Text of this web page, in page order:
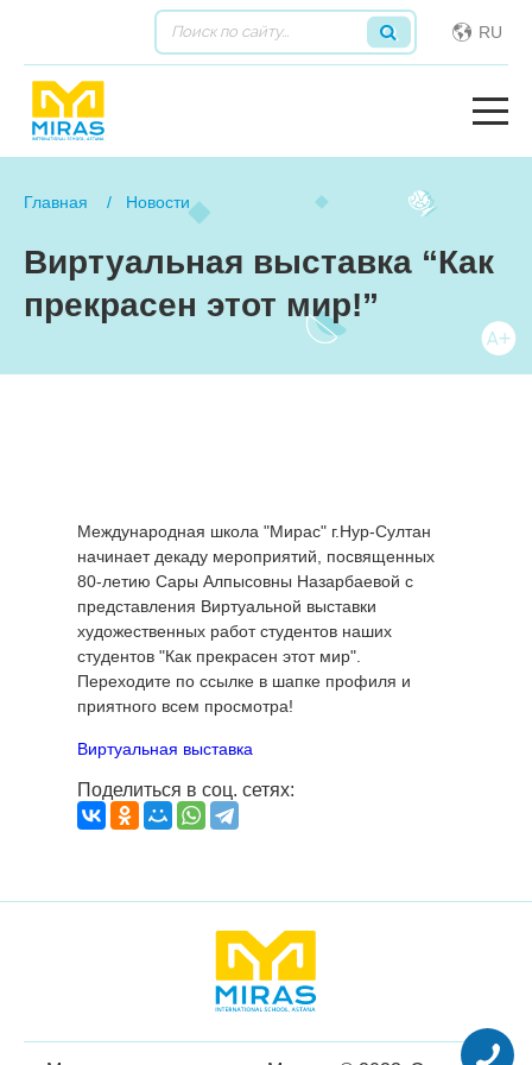
RU
Главная Новости
Виртуальная выставка “Как
прекрасен этот мир!”
Международная школа "Мирас" г.Нур-Султан
начинает декаду мероприятий, посвященных
80-летию Сары Алпысовны Назарбаевой с
представления Виртуальной выставки
художественных работ студентов наших
студентов "Как прекрасен этот мир".
Переходите по ссылке в шапке профиля и
приятного всем просмотра!
Виртуальная выставка
Поделиться в соц. сетях: